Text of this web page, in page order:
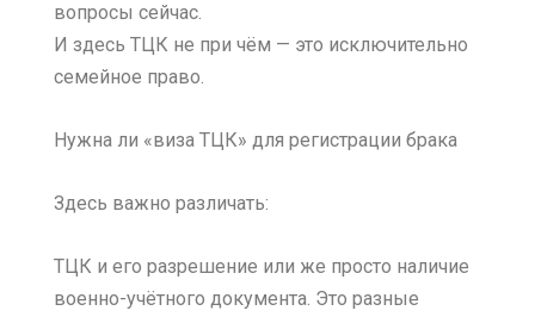
вопросы сейчас.
И здесь ТЦК не при чём — это исключительно
семейное право.
Нужна ли «виза ТЦК» для регистрации брака
Здесь важно различать:
ТЦК и его разрешение или же просто наличие
военно-учётного документа. Это разные